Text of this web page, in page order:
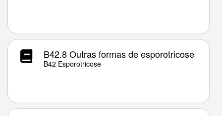
B42.8 Outras formas de esporotricose
B42 Esporotricose